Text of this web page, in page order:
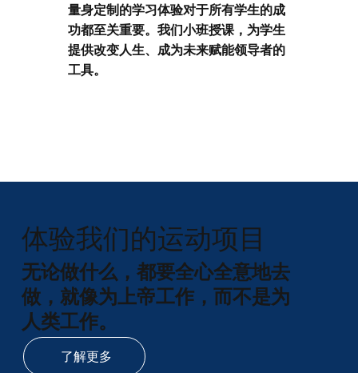
量身定制的学习体验对于所有学生的成
功都至关重要。我们小班授课，为学生
提供改变人生、成为未来赋能领导者的
工具。
体验我们的运动项目
无论做什么，都要全心全意地去
做，就像为上帝工作，而不是为
人类工作。
了解更多